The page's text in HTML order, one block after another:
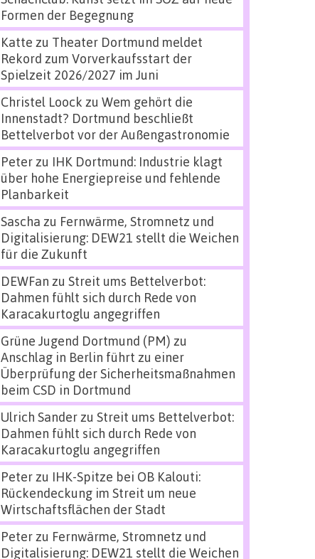
Formen der Begegnung
Katte zu Theater Dortmund meldet
Rekord zum Vorverkaufsstart der
Spielzeit 2026/2027 im Juni
Christel Loock zu Wem gehört die
Innenstadt? Dortmund beschließt
Bettelverbot vor der Außengastronomie
Peterzu IHK Dortmund: Industrie klagt
über hohe Energiepreise und fehlende
Planbarkeit
Sascha zu Fernwärme, Stromnetz und
Digitalisierung: DEW21 stellt die Weichen
für die Zukunft
DEWFan zu Streit ums Bettelverbot:
Dahmen fühlt sich durch Rede von
Karacakurtoglu angegriffen
Grüne Jugend Dortmund (PM) zu
Anschlag in Berlin führt zu einer
Überprüfung der Sicherheitsmaßnahmen
beim CSD in Dortmund
Ulrich Sanderzu Streit ums Bettelverbot:
Dahmen fühlt sich durch Rede von
Karacakurtoglu angegriffen
Peterzu IHK-Spitze bei OB Kalouti:
Rückendeckung im Streit um neue
Wirtschaftsflächen der Stadt
Peterzu Fernwärme, Stromnetz und
Digitalisierung: DEW21 stellt die Weichen